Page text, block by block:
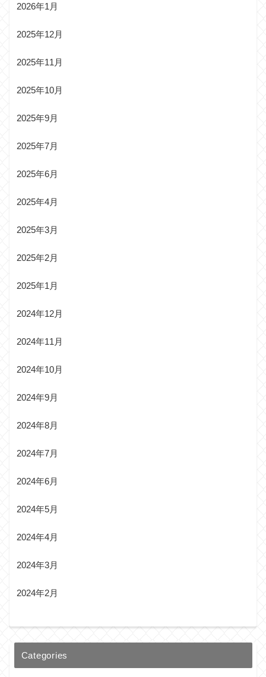
2026年1月
2025年12月
2025年11月
2025年10月
2025年9月
2025年7月
2025年6月
2025年4月
2025年3月
2025年2月
2025年1月
2024年12月
2024年11月
2024年10月
2024年9月
2024年8月
2024年7月
2024年6月
2024年5月
2024年4月
2024年3月
2024年2月
Categories